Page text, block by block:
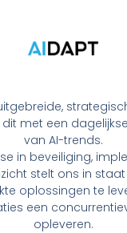
e
i
r
s
met een
van AI-trends.
in beveiliging,
stelt ons in
oplossingen te
een
opleveren.